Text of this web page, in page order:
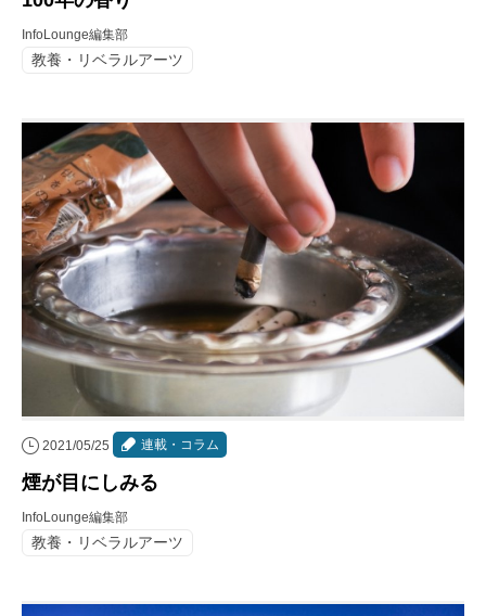
InfoLounge編集部
教養・リベラルアーツ
2021/05/25 連載・コラム
煙が目にしみる
InfoLounge編集部
教養・リベラルアーツ